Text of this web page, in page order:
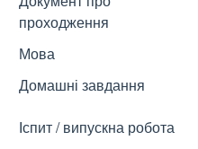
проходження
Мова
Домашні завдання
Іспит / випускна робота